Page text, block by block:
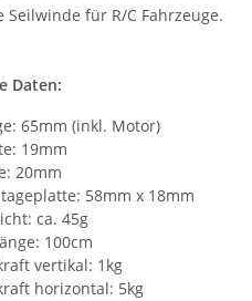
Seilwinde für R/C Fahrzeuge.
Daten:
65mm (inkl. Motor)
19mm
20mm
58mm x 18mm
ca. 45g
100cm
vertikal: 1kg
horizontal: 5kg